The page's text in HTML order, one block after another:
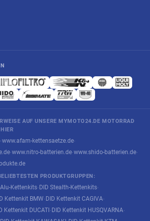
AUF UNSERE MYMOTO24.DE MOTORRAD
·www.afam-kettensaetze.de·
·www.nitro-batterien.de·www.shido-batterien.de·
PRODUKTGRUPPEN:
Kettenkits· DID Stealth-Kettenkits·
Kettenkit BMW· DID Kettenkit CAGIVA·
Kettenkit DUCATI· DID Kettenkit HUSQVARNA·